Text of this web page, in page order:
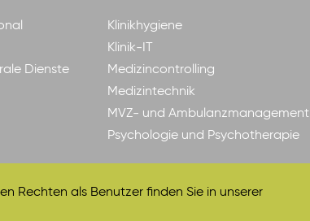
Dienste
Klinikhygiene
Klinik-IT
Medizincontrolling
Medizintechnik
MVZ- und Ambulanzmanagement
Psychologie und Psychotherapie
Rechten als Benutzer finden Sie in unserer